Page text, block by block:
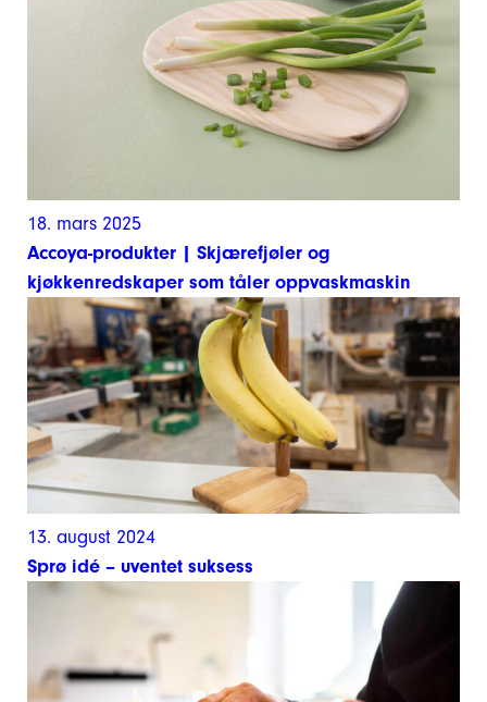
18. mars 2025
Accoya-produkter | Skjærefjøler og
kjøkkenredskaper som tåler oppvaskmaskin
13. august 2024
Sprø idé – uventet suksess